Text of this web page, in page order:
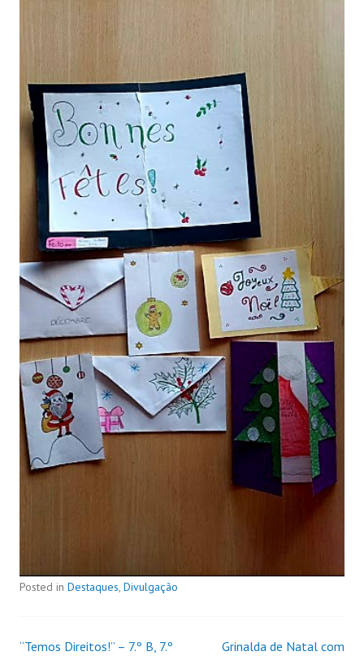
Posted in Destaques, Divulgação
“Temos Direitos!” – 7.º B, 7.º
Grinalda de Natal com